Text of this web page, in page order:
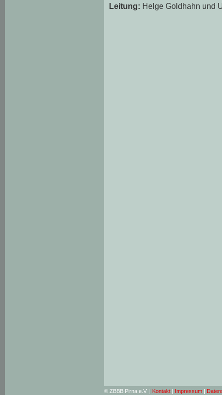
Leitung: Helge Goldhahn und
© ZBBB Pirna e.V. | Kontakt | Impressum |